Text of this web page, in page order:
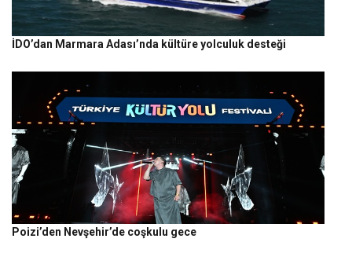
İDO’dan Marmara Adası’nda kültüre yolculuk desteği
Poizi’den Nevşehir’de coşkulu gece